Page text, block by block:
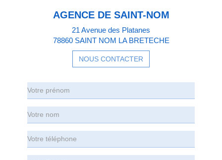
AGENCE DE SAINT-NOM
21 Avenue des Platanes
78860 SAINT NOM LA BRETECHE
NOUS CONTACTER